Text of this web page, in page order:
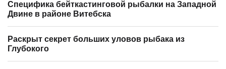
Специфика бейткастинговой рыбалки на Западной
Двине в районе Витебска
Раскрыт секрет больших уловов рыбака из
Глубокого